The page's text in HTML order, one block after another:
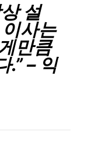
설
사는
만큼
.” – 익